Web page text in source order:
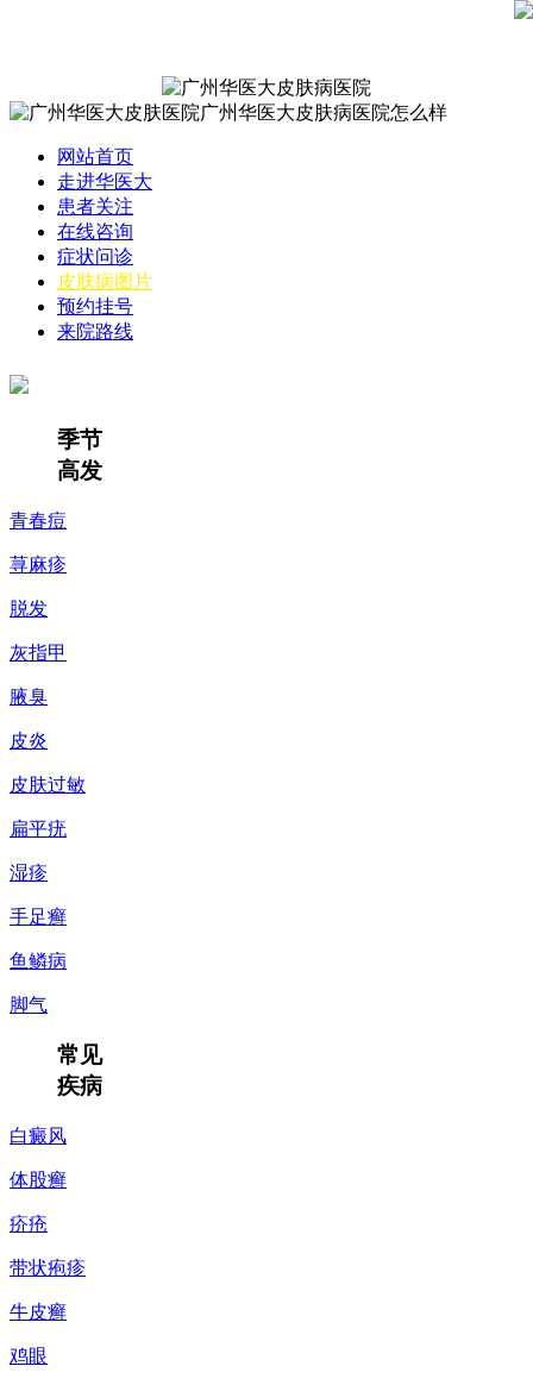
网站首页
走进华医大
患者关注
在线咨询
症状问诊
皮肤病图片
预约挂号
来院路线
季节
高发
青春痘
荨麻疹
脱发
灰指甲
腋臭
皮炎
皮肤过敏
扁平疣
湿疹
手足癣
鱼鳞病
脚气
常见
疾病
白癜风
体股癣
疥疮
带状疱疹
牛皮癣
鸡眼